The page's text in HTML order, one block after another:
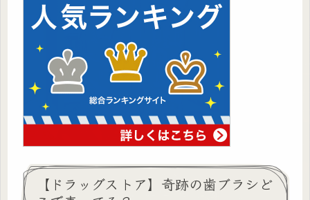
【ドラッグストア】奇跡の歯ブラシど